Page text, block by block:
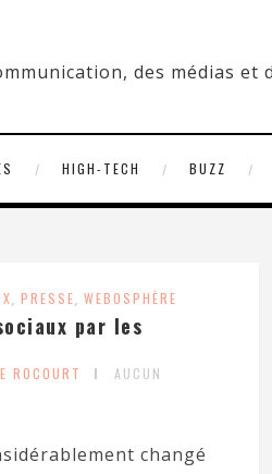
HIGH-TECH BUZZ
, PRESSE, WEBOSPHÈRE
par les
ROCOURT
AUCUN
changé